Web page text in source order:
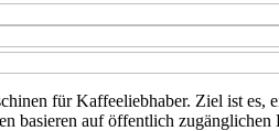
für Kaffeeliebhaber. Ziel ist es,
basieren auf öffentlich